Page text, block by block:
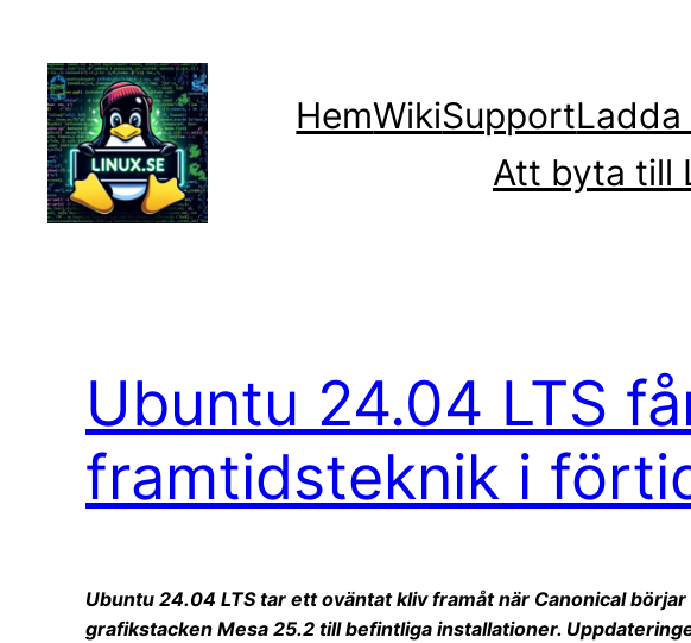
innehåll
HemWikiSupportLadda
Att byta till
Ubuntu 24.04 LTS
framtidsteknik i
Ubuntu 24.04 LTS tar ett oväntat kliv framåt när Canonical
grafikstacken Mesa 25.2 till befintliga installationer.